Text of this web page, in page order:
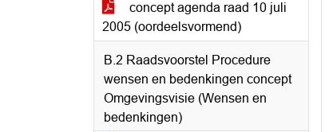
concept agenda raad 10 juli
2005 (oordeelsvormend)
B.2 Raadsvoorstel Procedure
wensen en bedenkingen concept
Omgevingsvisie (Wensen en
bedenkingen)